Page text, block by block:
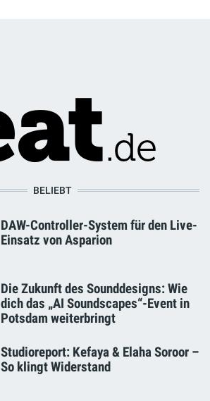
BELIEBT
DAW-Controller-System für den Live-
Einsatz von Asparion
Die Zukunft des Sounddesigns: Wie
dich das „AI Soundscapes“-Event in
Potsdam weiterbringt
Studioreport: Kefaya & Elaha Soroor –
So klingt Widerstand